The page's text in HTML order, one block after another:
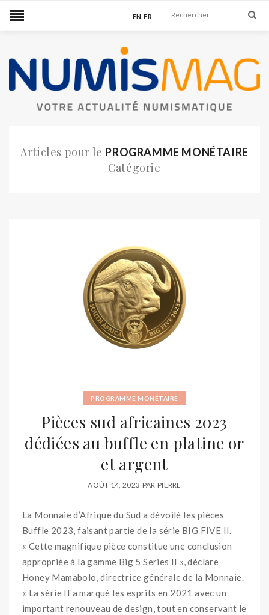
EN FR
Articles pour le PROGRAMME MONÉTAIRE
Catégorie
PROGRAMME MONÉTAIRE
Pièces sud africaines 2023
dédiées au buffle en platine or
et argent
AOÛT 14, 2023 PAR PIERRE
La Monnaie d’Afrique du Sud a dévoilé les pièces
Buffle 2023, faisant partie de la série BIG FIVE II.
« Cette magnifique pièce constitue une conclusion
appropriée à la gamme Big 5 Series II », déclare
Honey Mamabolo, directrice générale de la Monnaie.
« La série II a marqué les esprits en 2021 avec un
important renouveau de design, tout en conservant le